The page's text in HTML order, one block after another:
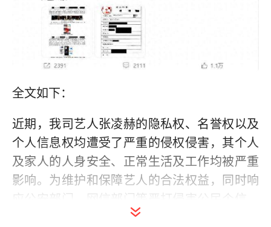
全文如下：
近期，我司艺人张凌赫的隐私权、名誉权以及
个人信息权均遭受了严重的侵权侵害，其个人
及家人的人身安全、正常生活及工作均被严重
影响。为维护和保障艺人的合法权益，同时响
隐私安全不法行为的号召，我司谴责并警告如